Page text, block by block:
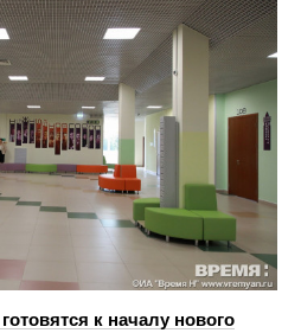
к началу нового